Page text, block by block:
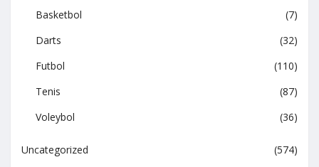
Basketbol
(7)
Darts
(32)
Futbol
(110)
Tenis
(87)
Voleybol
(36)
Uncategorized
(574)